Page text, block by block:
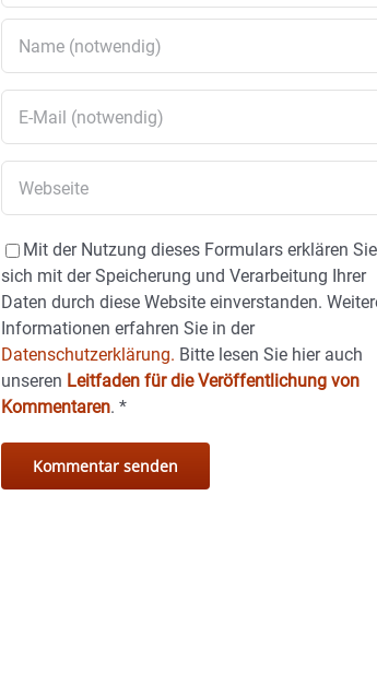
Mit der Nutzung dieses Formulars erklären Sie
sich mit der Speicherung und Verarbeitung Ihrer
Daten durch diese Website einverstanden.
Informationen erfahren Sie in der
Datenschutzerklärung. Bitte lesen Sie hier auch
unseren Leitfaden für die Veröffentlichung von
Kommentaren.*